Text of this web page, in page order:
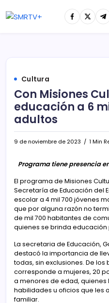
Cultura
Con Misiones
educación a 6
adultos
9 de noviembre de 2023 1 Min
Programa tiene presencia
El programa de Misiones
Secretaría de Educación del
escolar a 4 mil 700 jóvenes
que por alguna razón no
de mil 700 habitantes de
quienes se brinda educación
La secretaria de Educación,
destacó la importancia de
todas, sin exclusiones. De
corresponde a mujeres, 20
a menores de edad,
habilidades u oficios que les
familiar.